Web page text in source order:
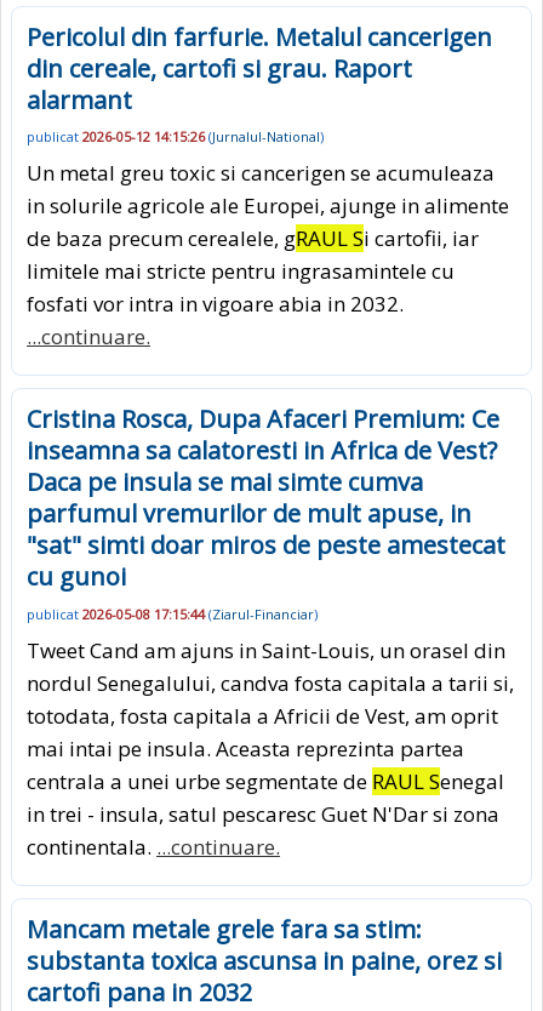
Pericolul din farfurie. Metalul cancerigen
din cereale, cartofi si grau. Raport
alarmant
publicat 2026-05-12 14:15:26(Jurnalul-National)
Un metal greu toxic si cancerigen se acumuleaza
in solurile agricole ale Europei, ajunge in alimente
de baza precum cerealele, gRAUL Si cartofii, iar
limitele mai stricte pentru ingrasamintele cu
fosfati vor intra in vigoare abia in 2032.
...continuare.
Cristina Rosca, Dupa Afaceri Premium: Ce
inseamna sa calatoresti in Africa de Vest?
Daca pe insula se mai simte cumva
parfumul vremurilor de mult apuse, in
"sat" simti doar miros de peste amestecat
cu gunoi
publicat 2026-05-08 17:15:44(Ziarul-Financiar)
Tweet Cand am ajuns in Saint-Louis, un orasel din
nordul Senegalului, candva fosta capitala a tarii si,
totodata, fosta capitala a Africii de Vest, am oprit
mai intai pe insula. Aceasta reprezinta partea
centrala a unei urbe segmentate de RAUL Senegal
in trei - insula, satul pescaresc Guet N'Dar si zona
continentala. ...continuare.
Mancam metale grele fara sa stim:
substanta toxica ascunsa in paine, orez si
cartofi pana in 2032